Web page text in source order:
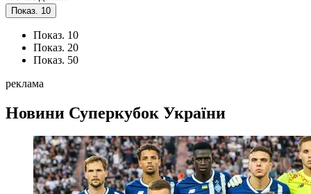
Показ. 10
Показ. 10
Показ. 20
Показ. 50
реклама
Новини Суперкубок України